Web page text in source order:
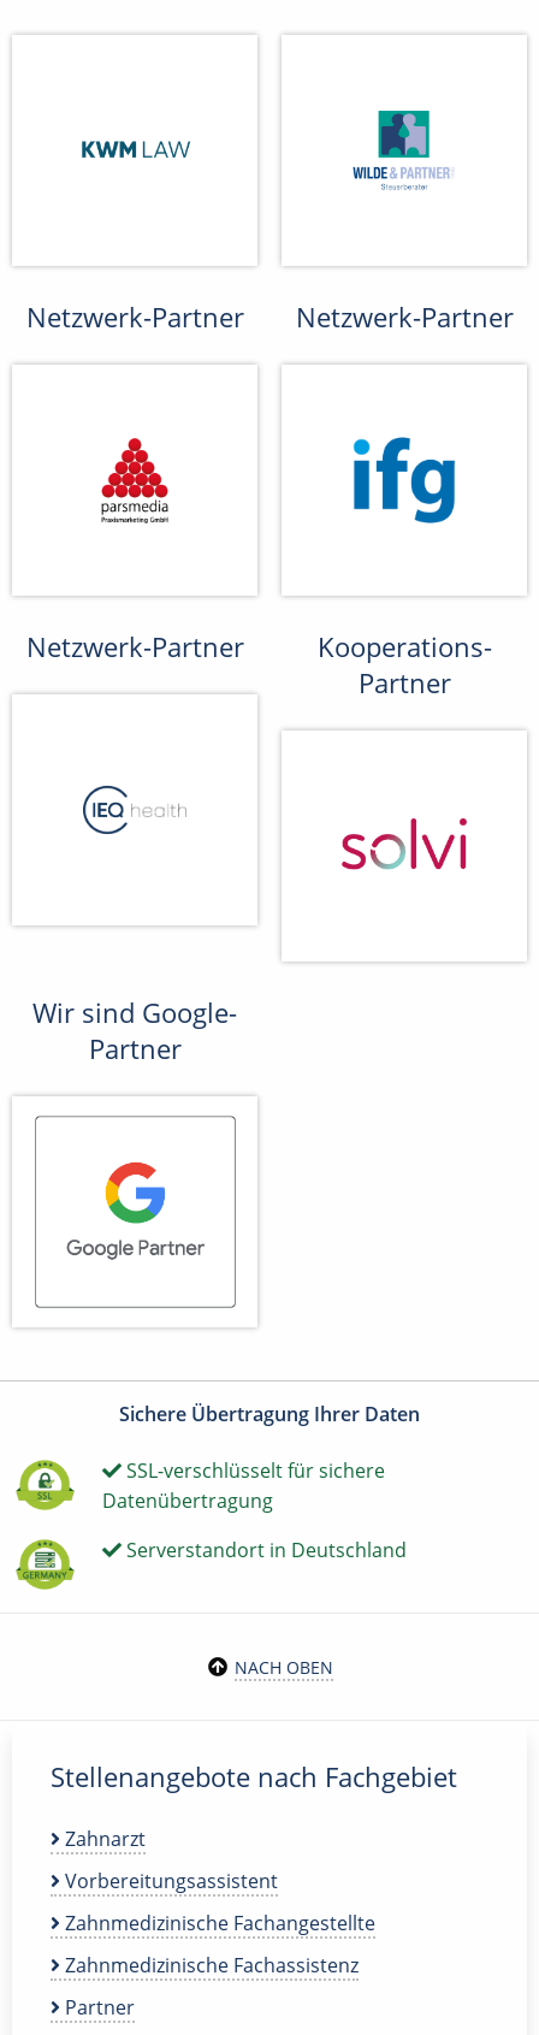
Netzwerk-Partner Netzwerk-Partner
Netzwerk-Partner
Kooperations-
Partner
Wir sind Google-
Partner
Sichere Übertragung Ihrer Daten
SSL-verschlüsselt für sichere
Datenübertragung
Serverstandort in Deutschland
NACH OBEN
Stellenangebote nach Fachgebiet
Zahnarzt
Vorbereitungsassistent
Zahnmedizinische Fachangestellte
Zahnmedizinische Fachassistenz
Partner